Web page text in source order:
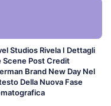
Studios Rivela I Dettagli
Scene Post Credit
Brand New Day Nel
Della Nuova Fase